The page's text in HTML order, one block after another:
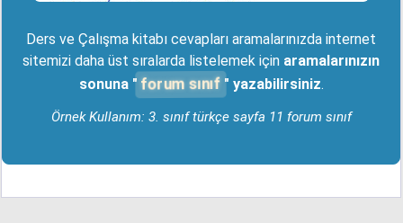
Ders ve Çalışma kitabı cevapları aramalarınızda internet
sitemizi daha üst sıralarda listelemek için aramalarınızın
sonuna " forum sınıf " yazabilirsiniz.
Örnek Kullanım: 3. sınıf türkçe sayfa 11 forum sınıf